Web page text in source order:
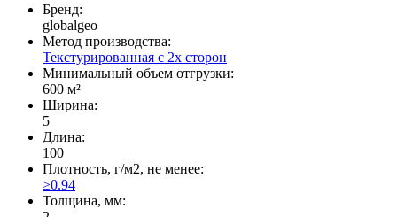
Бренд:
globalgeo
Метод производства:
Текстурированная с 2х сторон
Минимальный объем отгрузки:
600 м²
Ширина:
5
Длина:
100
Плотность, г/м2, не менее:
≥0.94
Толщина, мм: